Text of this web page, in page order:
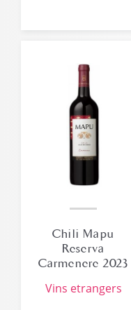
Chili Mapu
Reserva
Carmenere 2023
vins etrangers